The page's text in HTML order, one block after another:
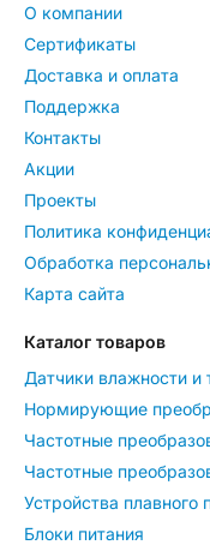
О компании
Сертификаты
Доставка и оплата
Поддержка
Контакты
Акции
Проекты
Политика
Обработка
Карта сайта
Каталог товаров
Датчики влажности и
Нормирующие
Частотные
Частотные
Устройства плавного
Блоки питания